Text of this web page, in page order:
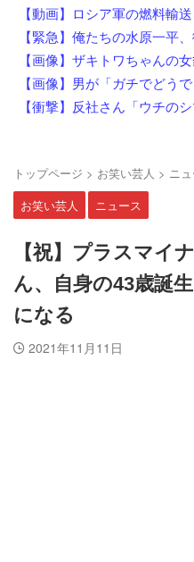
トップページ > お笑い芸人 > ニ
お笑い芸人
ニュース
【祝】プラスマイ
ん、自身の43歳誕
になる
2021年11月11日